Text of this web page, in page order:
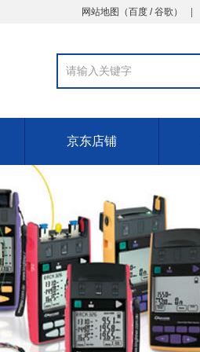
网站地图（百度 /谷歌 ）
京东店铺